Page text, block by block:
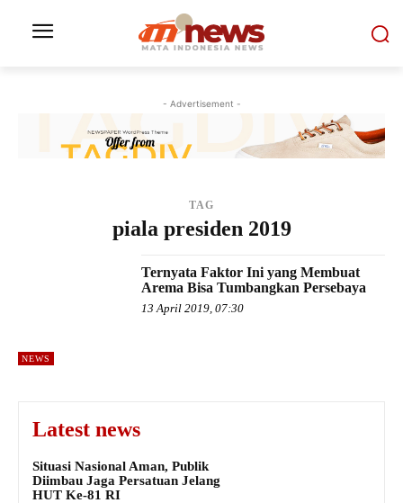
- Advertisement -
TAG
piala presiden 2019
NEWS
Ternyata Faktor Ini yang Membuat
Arema Bisa Tumbangkan Persebaya
13 April 2019, 07:30
Latest news
Situasi Nasional Aman, Publik
Diimbau Jaga Persatuan Jelang
HUT Ke-81 RI